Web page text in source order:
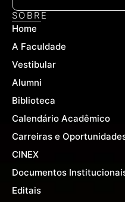
e
b
o
k
f
t t
SOBRE
Home
A Faculdade
Vestibular
Alumni
Biblioteca
Calendário Acadêmico
Carreiras e
CINEX
Documentos
Editais